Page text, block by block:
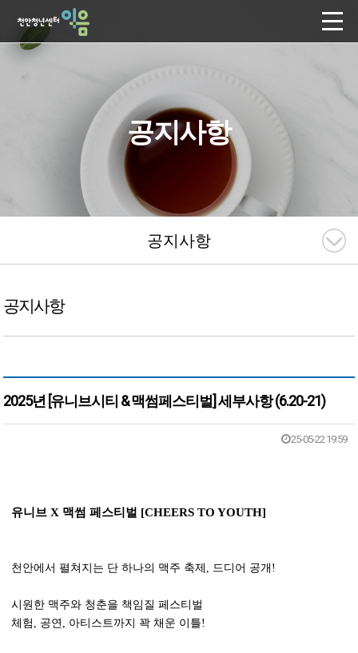
공지사항
공지사항
공지사항
2025년 [유니브시티 & 맥썸페스티벌] 세부사항 (6.20-21)
25-05-22 19:59
유니브 X 맥썸 페스티벌 [CHEERS TO YOUTH]
천안에서 펼쳐지는 단 하나의 맥주 축제, 드디어 공개!
시원한 맥주와 청춘을 책임질 페스티벌
체험, 공연, 아티스트까지 꽉 채운 이틀!